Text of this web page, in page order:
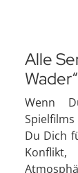
Alle
Wenn
Du Dich